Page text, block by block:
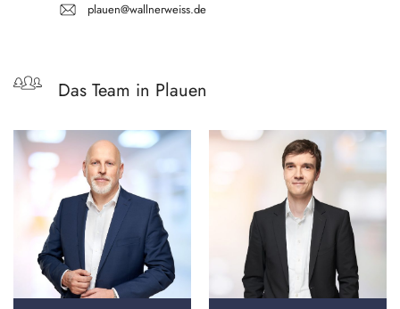
plauen@wallnerweiss.de
Das Team in Plauen